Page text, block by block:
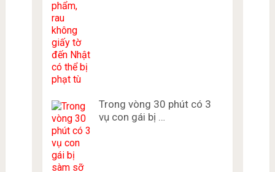
Trong vòng 30 phút có 3
vụ con gái bị …